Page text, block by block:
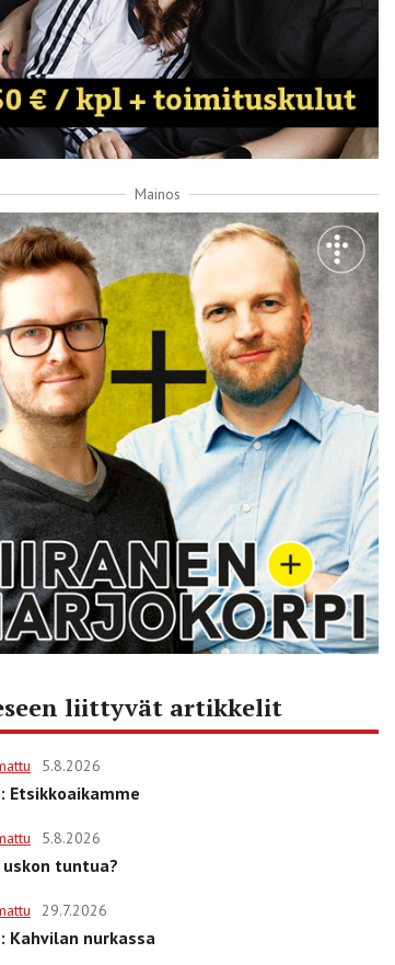
Mainos
liittyvät artikkelit
5.8.2026
Etsikkoaikamme
5.8.2026
tuntua?
29.7.2026
Kahvilan nurkassa